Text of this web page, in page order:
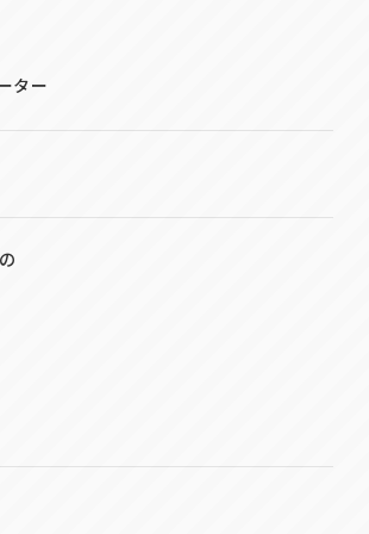
ター